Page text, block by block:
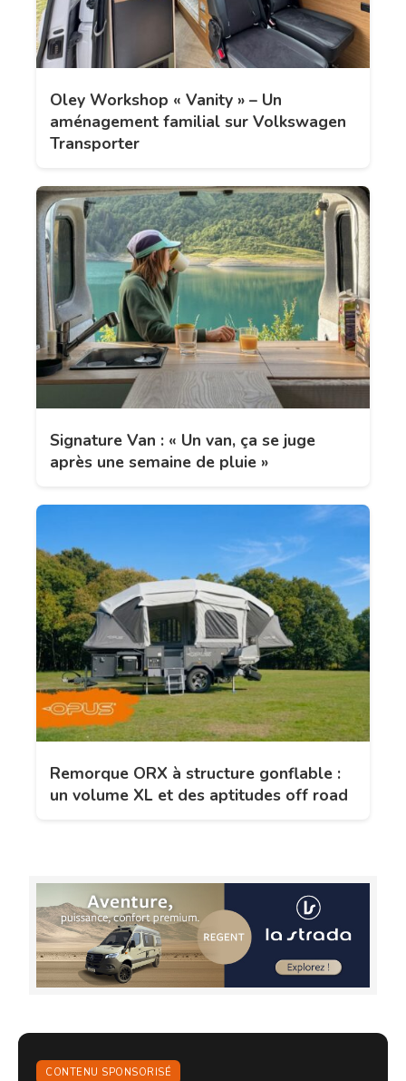
Oley Workshop « Vanity » – Un
aménagement familial sur Volkswagen
Transporter
Signature Van : « Un van, ça se juge
après une semaine de pluie »
Remorque ORX à structure gonflable :
un volume XL et des aptitudes off road
CONTENU SPONSORISÉ